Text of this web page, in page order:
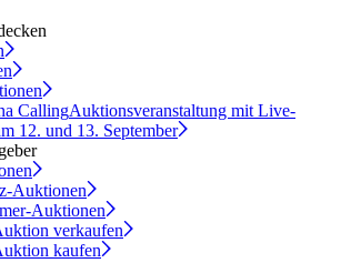
CallingAuktionsveranstaltung mit Live-
12. und 13. September
Auktionen
Auktionen
verkaufen
kaufen